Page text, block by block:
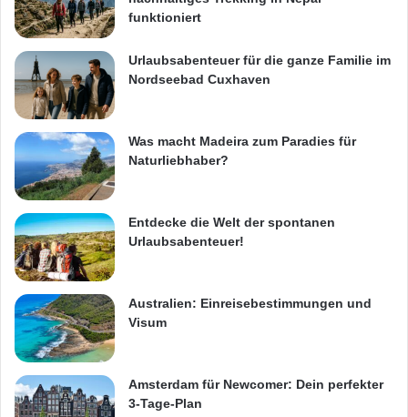
funktioniert
Urlaubsabenteuer für die ganze Familie im
Nordseebad Cuxhaven
Was macht Madeira zum Paradies für
Naturliebhaber?
Entdecke die Welt der spontanen
Urlaubsabenteuer!
Australien: Einreisebestimmungen und
Visum
Amsterdam für Newcomer: Dein perfekter
3-Tage-Plan